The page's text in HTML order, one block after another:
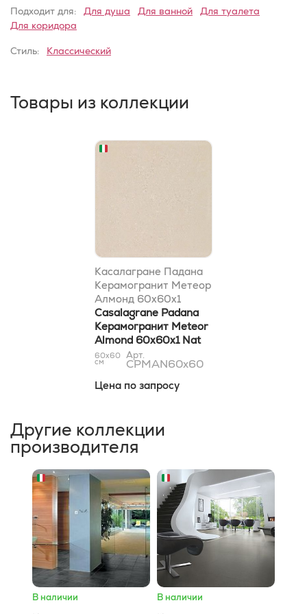
Подходит для: Для душа Для ванной
Для туалета
Для коридора
Стиль: Классический
Товары из коллекции
Касалагране Падана
Керамогранит Метеор
Алмонд 60х60x1
матовый
Casalagrane Padana
Керамогранит Meteor
Almond 60х60x1 Nat
60x60
см
Арт.
CPMAN60x60
Цена по запросу
Другие коллекции
производителя
В наличии В наличии